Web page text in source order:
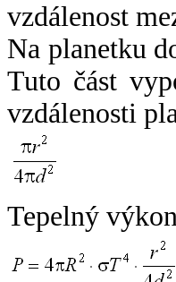
vzdálenost
Na planetku
Tuto část
vzdálenosti
Tepelný